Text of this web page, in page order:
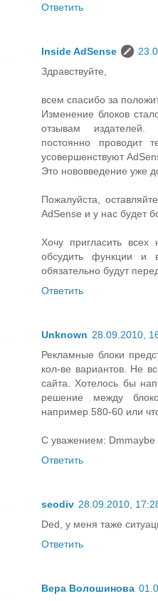
Ответить
Inside AdSense
Здравствуйте,
всем спасибо за
Изменение блоков
отзывам
постоянно проводит
усовершенствуют
Это нововведение уже
Пожалуйста,
AdSense и у нас будет
Хочу пригласить
обсудить функции и
обязательно будут
Ответить
Unknown 28.09.2010,
Рекламные блоки
кол-ве вариантов. Не
сайта. Хотелось бы
решение между
например 580-60 или
С уважением: Dmmaybe
Ответить
seodiv 28.09.2010,
Ded, у меня таже
Ответить
Вера Волошинова